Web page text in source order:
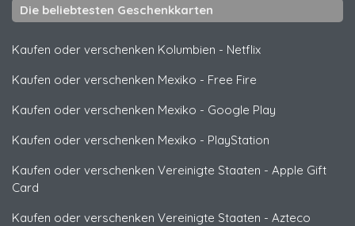
Die beliebtesten Geschenkkarten
Kaufen oder verschenken Kolumbien - Netflix
Kaufen oder verschenken Mexiko - Free Fire
Kaufen oder verschenken Mexiko - Google Play
Kaufen oder verschenken Mexiko - PlayStation
Kaufen oder verschenken Vereinigte Staaten - Apple Gift
Card
Kaufen oder verschenken Vereinigte Staaten - Azteco